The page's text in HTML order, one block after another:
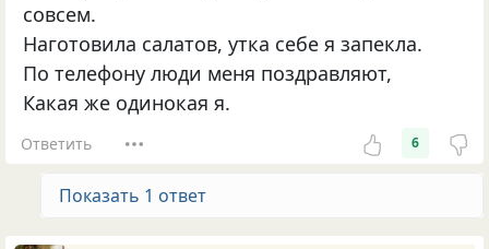
совсем.
Наготовила салатов, утка себе я запекла.
По телефону люди меня поздравляют,
Какая же одинокая я.
Ответить 6
Показать 1 ответ